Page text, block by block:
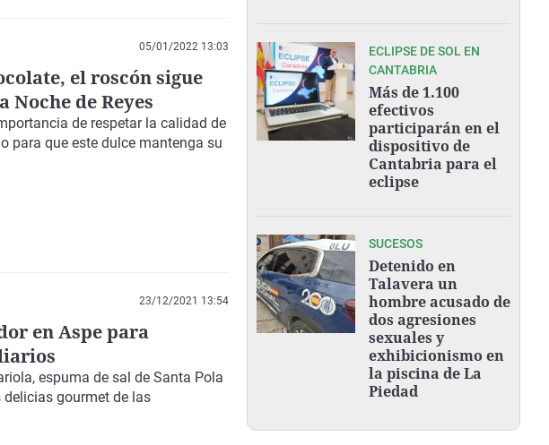
05/01/2022 13:03
el roscón sigue
de Reyes
de respetar la calidad de
para que este dulce mantenga su
23/12/2021 13:54
en Aspe para
espuma de sal de Santa Pola
gourmet de las
ECLIPSE DE SOL EN
CANTABRIA
Más de 1.100
efectivos
participarán en el
dispositivo de
Cantabria para el
eclipse
SUCESOS
Detenido en
Talavera un
hombre acusado de
dos agresiones
sexuales y
exhibicionismo en
la piscina de La
Piedad